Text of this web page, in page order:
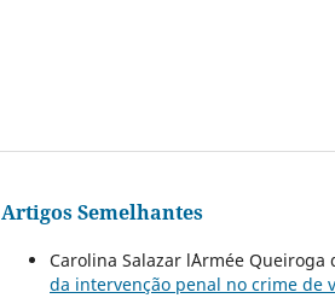
Artigos Semelhantes
Carolina Salazar l´Armée
da intervenção penal no crime de